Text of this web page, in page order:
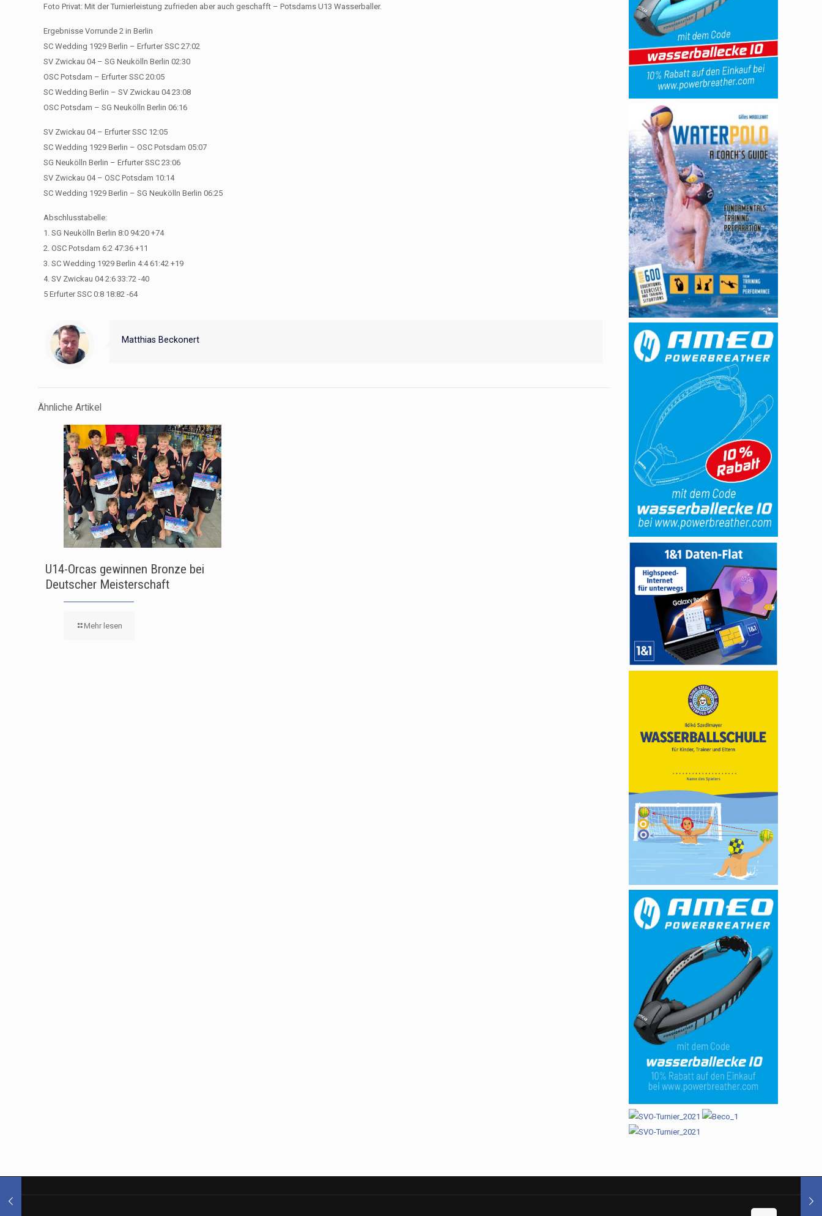
Foto Privat: Mit der Turnierleistung zufrieden aber auch geschafft – Potsdams U13 Wasserballer.
Ergebnisse Vorrunde 2 in Berlin
SC Wedding 1929 Berlin – Erfurter SSC 27:02
SV Zwickau 04 – SG Neukölln Berlin 02:30
OSC Potsdam – Erfurter SSC 20:05
SC Wedding Berlin – SV Zwickau 04 23:08
OSC Potsdam – SG Neukölln Berlin 06:16
SV Zwickau 04 – Erfurter SSC 12:05
SC Wedding 1929 Berlin – OSC Potsdam 05:07
SG Neukölln Berlin – Erfurter SSC 23:06
SV Zwickau 04 – OSC Potsdam 10:14
SC Wedding 1929 Berlin – SG Neukölln Berlin 06:25
Abschlusstabelle:
1. SG Neukölln Berlin 8:0 94:20 +74
2. OSC Potsdam 6:2 47:36 +11
3. SC Wedding 1929 Berlin 4:4 61:42 +19
4. SV Zwickau 04 2:6 33:72 -40
5 Erfurter SSC 0:8 18:82 -64
Matthias Beckonert
Ähnliche Artikel
U14-Orcas gewinnen Bronze bei
Deutscher Meisterschaft
Mehr lesen